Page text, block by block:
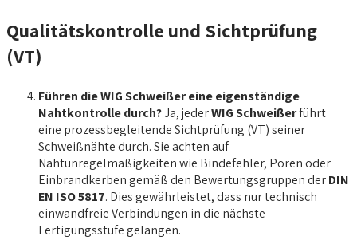
Qualitätskontrolle und Sichtprüfung
(VT)
Führen die WIG Schweißer eine eigenständige
Nahtkontrolle durch?Ja, jederWIG Schweißerführt
eine prozessbegleitende Sichtprüfung (VT) seiner
Schweißnähte durch. Sie achten auf
Nahtunregelmäßigkeiten wie Bindefehler, Poren oder
Einbrandkerben gemäß den Bewertungsgruppen derDIN
EN ISO 5817. Dies gewährleistet, dass nur technisch
einwandfreie Verbindungen in die nächste
Fertigungsstufe gelangen.